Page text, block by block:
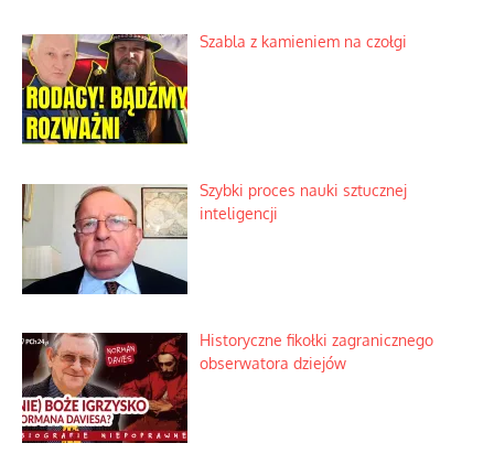
Szabla z kamieniem na czołgi
Szybki proces nauki sztucznej
inteligencji
Historyczne fikołki zagranicznego
obserwatora dziejów